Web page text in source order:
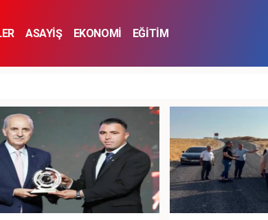
ASAYİŞ EKONOMİ
EĞİTİM